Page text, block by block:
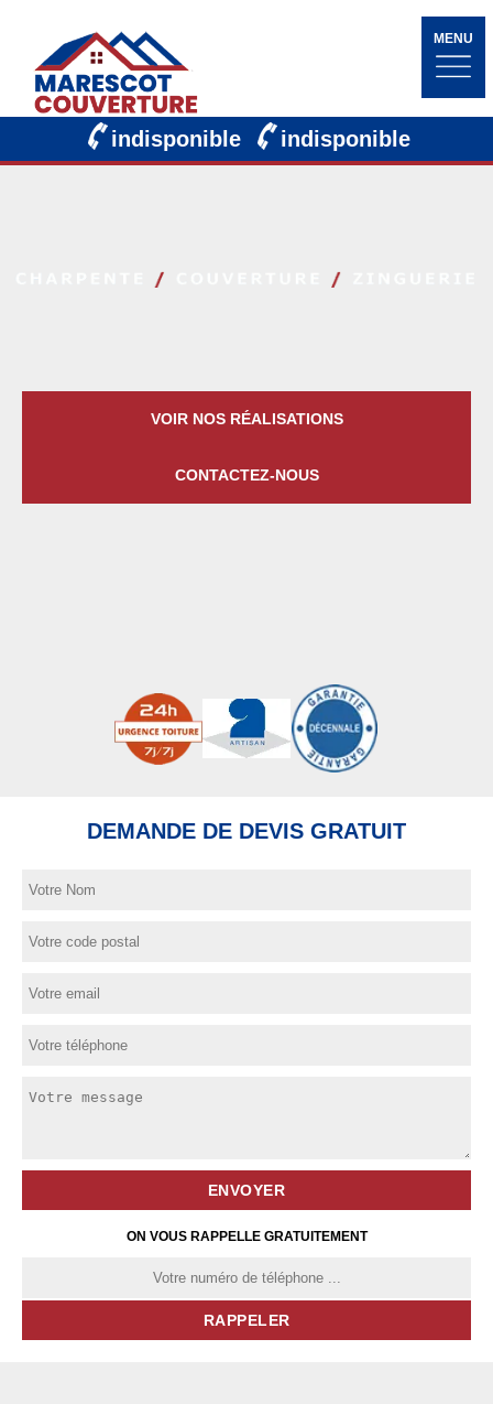
MENU
indisponible indisponible
VOIR NOS RÉALISATIONS
CONTACTEZ-NOUS
DEMANDE DE DEVIS GRATUIT
ON VOUS RAPPELLE GRATUITEMENT